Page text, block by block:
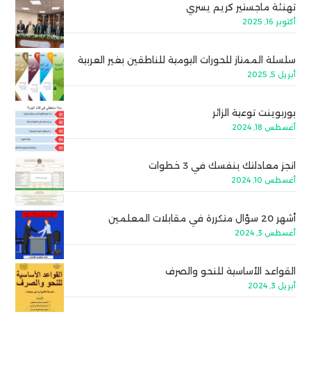
تهنئة ماجستير كريم يسري
أكتوبر 16, 2025
سلسلة الممتاز للحورات اليومية للناطقين بغير العربية
أبريل 5, 2025
بوربوينت توعية الزائر
أغسطس 18, 2024
انجز معادلتك بنفسك في 3 خطوات
أغسطس 10, 2024
أشهر 20 سؤال متكررة في مقابلات المعلمين
أغسطس 3, 2024
القواعد الأساسية للنحو والصرف
أبريل 3, 2024